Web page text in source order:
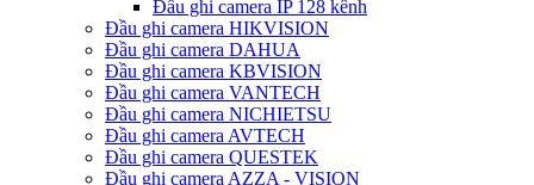
Đầu ghi camera IP 128 kênh
Đầu ghi camera HIKVISION
Đầu ghi camera DAHUA
Đầu ghi camera KBVISION
Đầu ghi camera VANTECH
Đầu ghi camera NICHIETSU
Đầu ghi camera AVTECH
Đầu ghi camera QUESTEK
Đầu ghi camera AZZA - VISION